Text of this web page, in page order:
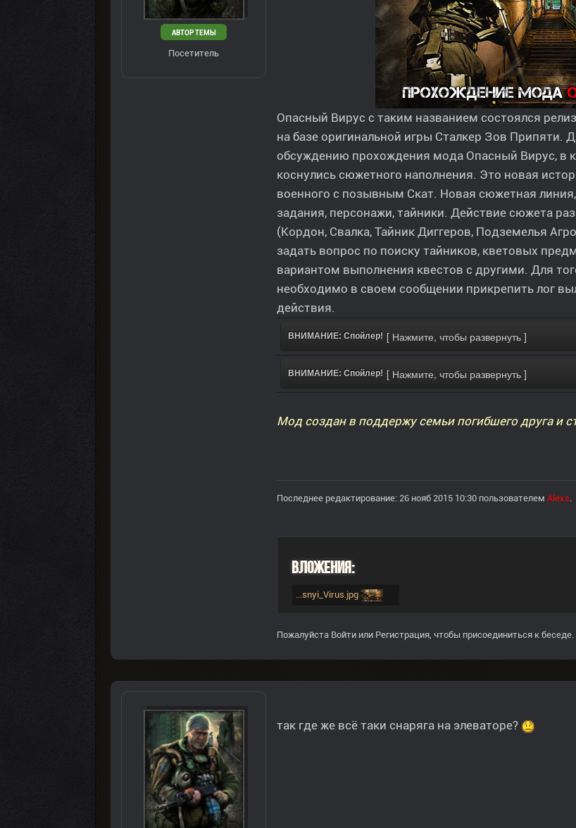
АВТОР ТЕМЫ
Посетитель
Опасный Вирус с таким названием состоялся
на базе оригинальной игры Сталкер Зов Припяти.
обсуждению прохождения мода Опасный Вирус, в
коснулись сюжетного наполнения. Это новая
военного с позывным Скат. Новая сюжетная
задания, персонажи, тайники. Действие сюжета
(Кордон, Свалка, Тайник Диггеров, Подземелья
задать вопрос по поиску тайников, кветовых
вариантом выполнения квестов с другими. Для
необходимо в своем сообщении прикрепить лог
действия.
ВНИМАНИЕ: Спойлер!
ВНИМАНИЕ: Спойлер!
Мод создан в поддержу семьи погибшего друга и
Последнее редактирование: 26 нояб 2015 10:30 пользователем Alexs.
Вложения:
...snyi_Virus.jpg
Пожалуйста Войти или Регистрация, чтобы присоединиться к беседе.
так где же всё таки снаряга на элеваторе?